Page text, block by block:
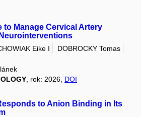
to Manage Cervical Artery
Eike I
DOBROCKY Tomas
, rok: 2026, DOI
to Anion Binding in Its